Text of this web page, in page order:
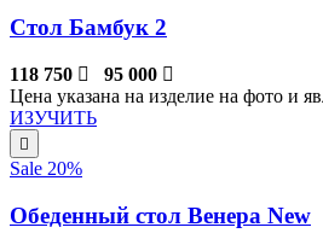
Стол Бамбук 2
118 750
95 000
Цена указана на изделие на фото и
ИЗУЧИТЬ
Sale 20%
Обеденный стол Венера New